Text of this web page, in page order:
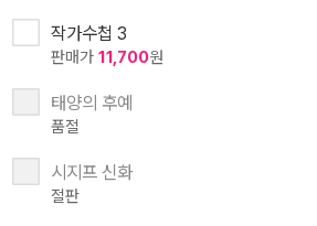
작가수첩 3
판매가 11,700원
태양의 후예
품절
시지프 신화
절판